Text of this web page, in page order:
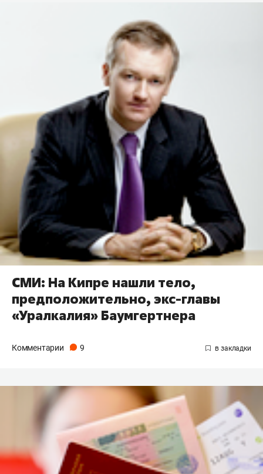
СМИ: На Кипре нашли тело,
предположительно, экс-главы
«Уралкалия» Баумгертнера
Комментарии 9